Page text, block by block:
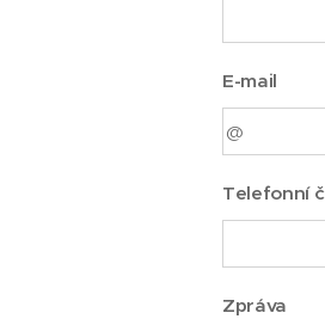
E-mail
Telefonní
Zpráva